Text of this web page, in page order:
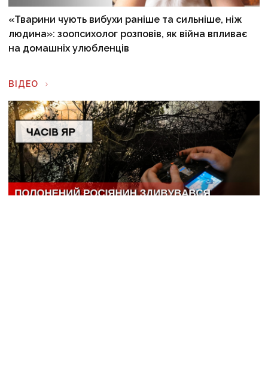
«Тварини чують вибухи раніше та сильніше, ніж
людина»: зоопсихолог розповів, як війна впливає
на домашніх улюбленців
ВІДЕО